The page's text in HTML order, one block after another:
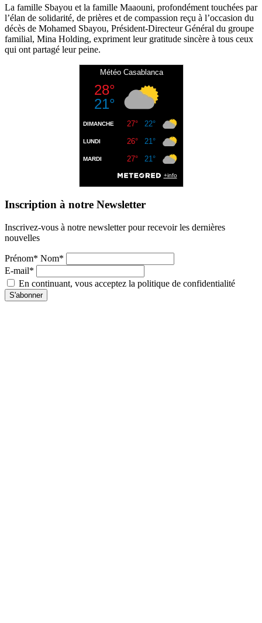
La famille Sbayou et la famille Maaouni, profondément touchées par
l’élan de solidarité, de prières et de compassion reçu à l’occasion du
décès de Mohamed Sbayou, Président-Directeur Général du groupe
familial, Mina Holding, expriment leur gratitude sincère à tous ceux
qui ont partagé leur peine.
Inscription à notre Newsletter
Inscrivez-vous à notre newsletter pour recevoir les dernières
nouvelles
Prénom* Nom*
E-mail*
En continuant, vous acceptez la politique de confidentialité